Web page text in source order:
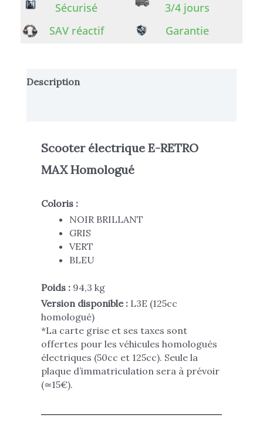
Sécurisé
3/4 jours
SAV réactif
Garantie
Description
Scooter électrique E-RETRO
MAX Homologué
Coloris :
NOIR BRILLANT
GRIS
VERT
BLEU
Poids : 94,3 kg
Version disponible : L3E (125cc
homologué)
*La carte grise et ses taxes sont
offertes pour les véhicules homologués
électriques (50cc et 125cc). Seule la
plaque d’immatriculation sera à prévoir
(≃15€).